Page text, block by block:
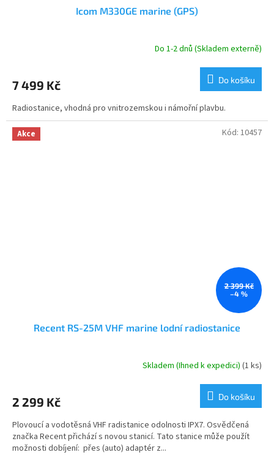
Icom M330GE marine (GPS)
Do 1-2 dnů (Skladem externě)
7 499 Kč Do košíku
Radiostanice, vhodná pro vnitrozemskou i námořní plavbu.
Akce
2 399 Kč
–4 %
Recent RS-25M VHF marine lodní radiostanice
Skladem (Ihned k expedici) (1 ks)
2 299 Kč Do košíku
Plovoucí a vodotěsná VHF radistanice odolnosti IPX7. Osvědčená
značka Recent přichází s novou stanicí. Tato stanice může použít
možnosti dobíjení: přes (auto) adaptér z...
Kód: 10457